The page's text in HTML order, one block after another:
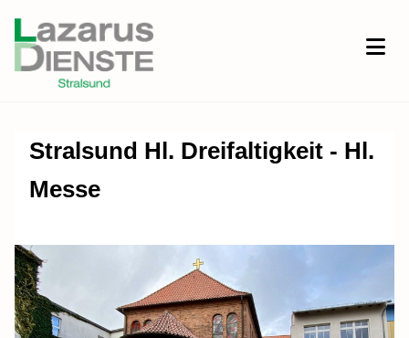
Stralsund Hl. Dreifaltigkeit - Hl.
Messe